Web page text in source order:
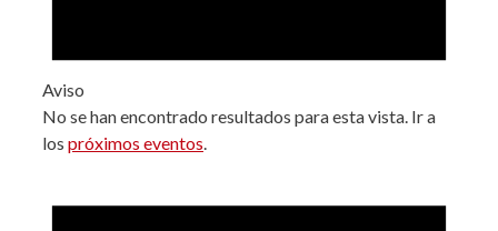
Aviso
No se han encontrado resultados para esta vista. Ir a
los próximos eventos